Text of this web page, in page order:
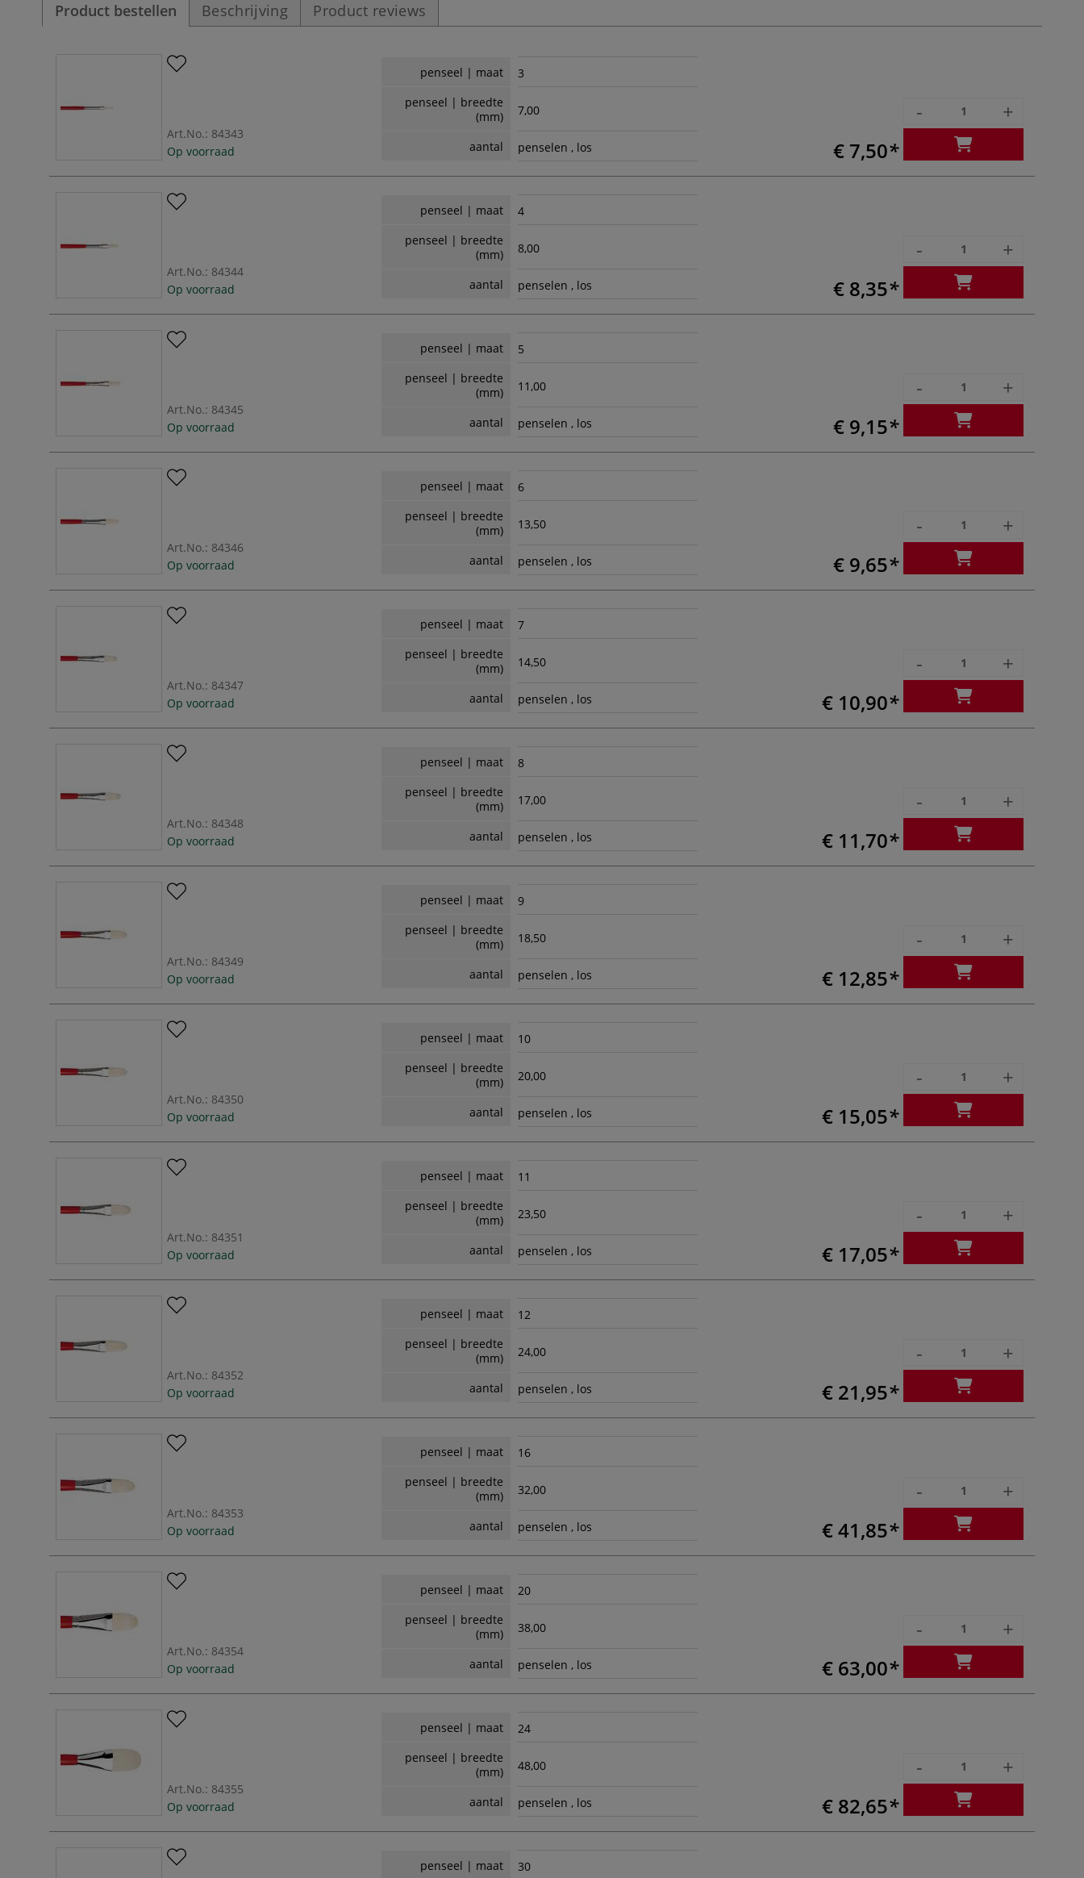
Product bestellen Beschrijving Product reviews
Art.No.: 84343
Op voorraad
penseel | maat
3
penseel | breedte
(mm)
7,00
aantal penselen , los € 7,50
- +
Art.No.: 84344
Op voorraad
penseel | maat
4
penseel | breedte
(mm)
8,00
aantal penselen , los € 8,35
- +
Art.No.: 84345
Op voorraad
penseel | maat
5
penseel | breedte
(mm)
11,00
aantal penselen , los € 9,15
- +
Art.No.: 84346
Op voorraad
penseel | maat
6
penseel | breedte
(mm)
13,50
aantal penselen , los € 9,65
- +
Art.No.: 84347
Op voorraad
penseel | maat
7
penseel | breedte
(mm)
14,50
aantal penselen , los € 10,90
- +
Art.No.: 84348
Op voorraad
penseel | maat
8
penseel | breedte
(mm)
17,00
aantal penselen , los € 11,70
- +
Art.No.: 84349
Op voorraad
penseel | maat
9
penseel | breedte
(mm)
18,50
aantal penselen , los € 12,85
- +
Art.No.: 84350
Op voorraad
penseel | maat
10
penseel | breedte
(mm)
20,00
aantal penselen , los € 15,05
- +
Art.No.: 84351
Op voorraad
penseel | maat
11
penseel | breedte
(mm)
23,50
aantal penselen , los € 17,05
- +
Art.No.: 84352
Op voorraad
penseel | maat
12
penseel | breedte
(mm)
24,00
aantal penselen , los € 21,95
- +
Art.No.: 84353
Op voorraad
penseel | maat
16
penseel | breedte
(mm)
32,00
aantal penselen , los € 41,85
- +
Art.No.: 84354
Op voorraad
penseel | maat
20
penseel | breedte
(mm)
38,00
aantal penselen , los € 63,00
- +
Art.No.: 84355
Op voorraad
penseel | maat
24
penseel | breedte
(mm)
48,00
aantal penselen , los € 82,65
- +
penseel | maat 30